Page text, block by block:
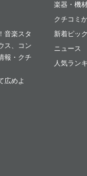
音楽スタ
ス、コン
報・クチ
広めよ
楽器・機
クチコミ
新着ピッ
ニュース
人気ラン